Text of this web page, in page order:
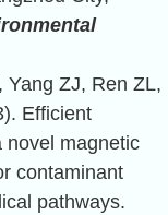
Yang ZJ, Ren ZL,
Efficient
novel magnetic
contaminant
pathways.